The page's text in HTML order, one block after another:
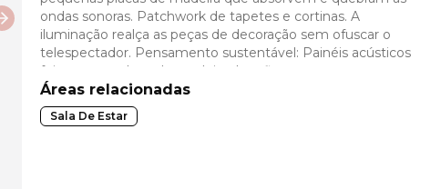
Next slide
ondas sonoras. Patchwork de tapetes e cortinas. A
iluminação realça as peças de decoração sem ofuscar o
telespectador. Pensamento sustentável: Painéis acústicos
feitos com sobras de madeira de reflorestamento.
Áreas relacionadas
Sala De Estar